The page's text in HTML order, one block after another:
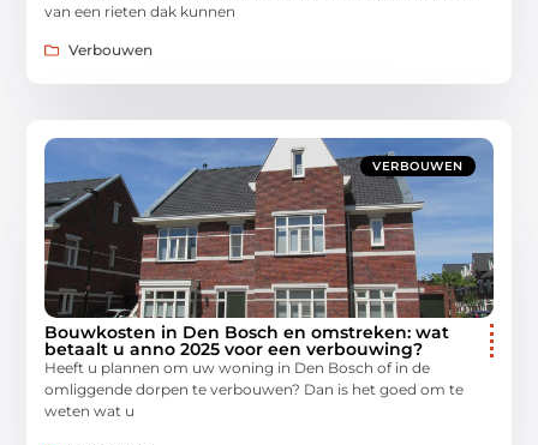
van een rieten dak kunnen
Verbouwen
VERBOUWEN
Bouwkosten in Den Bosch en omstreken: wat
betaalt u anno 2025 voor een verbouwing?
Heeft u plannen om uw woning in Den Bosch of in de
omliggende dorpen te verbouwen? Dan is het goed om te
weten wat u